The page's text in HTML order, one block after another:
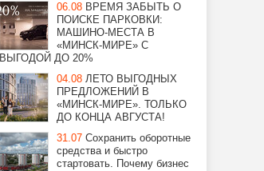
06.08 ВРЕМЯ ЗАБЫТЬ О
ПОИСКЕ ПАРКОВКИ:
МАШИНО-МЕСТА В
«МИНСК-МИРЕ» С
ВЫГОДОЙ ДО 20%
04.08 ЛЕТО ВЫГОДНЫХ
ПРЕДЛОЖЕНИЙ В
«МИНСК-МИРЕ». ТОЛЬКО
ДО КОНЦА АВГУСТА!
31.07 Сохранить оборотные
средства и быстро
стартовать. Почему бизнес